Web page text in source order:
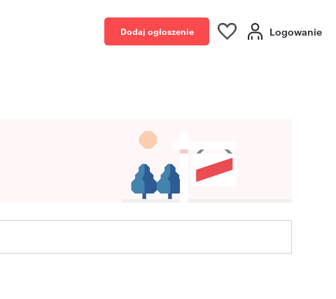
Dodaj ogłoszenie Logowanie